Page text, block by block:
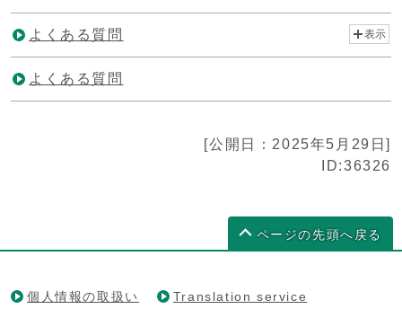
よくある質問 表示
よくある質問
[公開日：2025年5月29日]
ID:36326
ページの先頭へ戻る
個人情報の取扱い Translation service